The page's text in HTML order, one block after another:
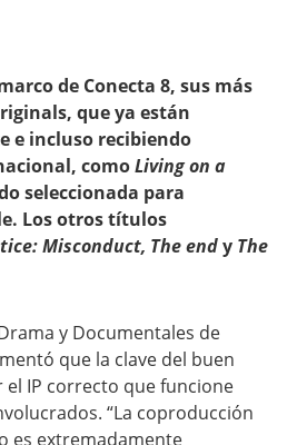
de Conecta 8, sus más
que ya están
e incluso recibiendo
comoLiving on a
seleccionada para
Los otros títulos
Misconduct, The endy The
y Documentales de
que la clave del buen
IP correcto que funcione
“La coproducción
es extremadamente